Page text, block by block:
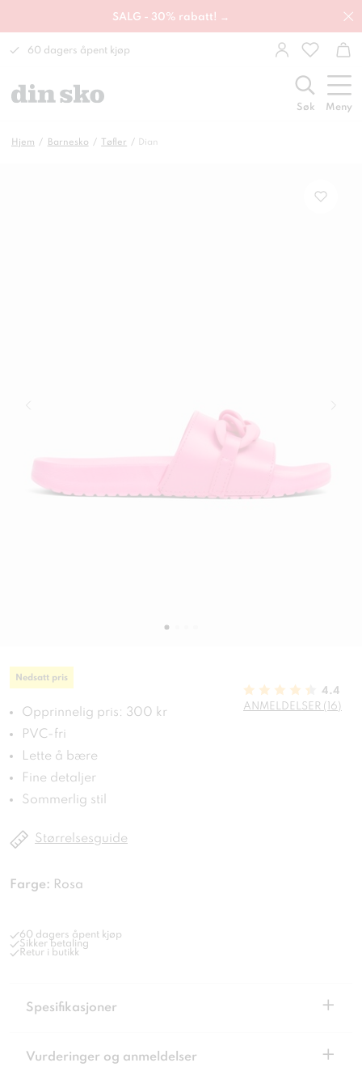
SALG - 30% rabatt! →
60 dagers åpent kjøp
Søk Meny
Hjem Barnesko Tøfler Dian
Nedsatt pris
Opprinnelig pris: 300 kr
PVC-fri
Lette å bære
Fine detaljer
Sommerlig stil
4.4
ANMELDELSER (16)
Størrelsesguide
Farge: Rosa
60 dagers åpent kjøp
Sikker betaling
Retur i butikk
Spesifikasjoner +
Vurderinger og anmeldelser +